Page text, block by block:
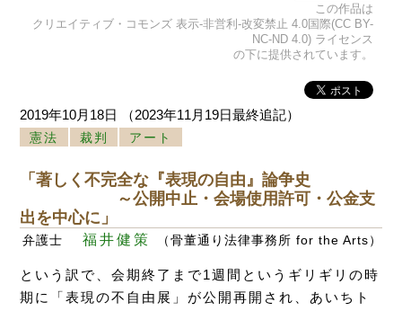
この作品は
クリエイティブ・コモンズ 表示-非営利-改変禁止 4.0国際(CC BY-
NC-ND 4.0) ライセンス
の下に提供されています。
2019年10月18日 （2023年11月19日最終追記）
憲法 裁判 アート
「著しく不完全な『表現の自由』論争史
～公開中止・会場使用許可・公金支
出を中心に」
弁護士 福井健策 （骨董通り法律事務所 for the Arts）
という訳で、会期終了まで1週間というギリギリの時
期に「表現の不自由展」が公開再開され、あいちト